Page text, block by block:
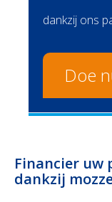
Duurzaamheid
Polis Check
Bedrijfsleider
Uw financiën
Uw bezittingen
Bedrijfsleider
Polis Check
dankzij ons
Doe
Financier uw
dankzij